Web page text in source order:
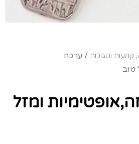
וסגולות / ערכה
טוב
ומזל